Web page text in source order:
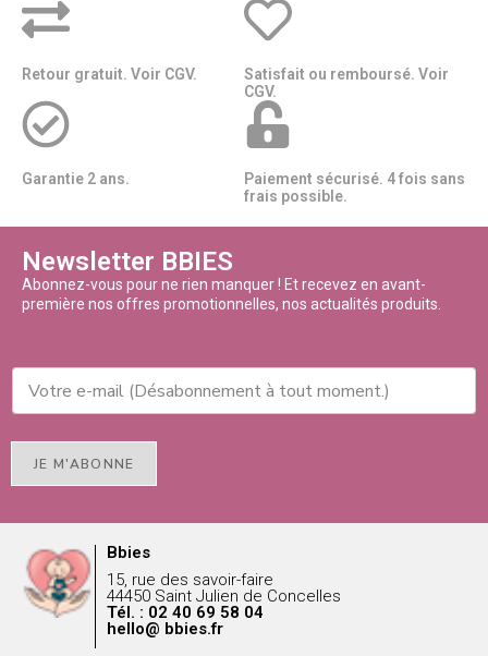
Retour gratuit. Voir CGV.
Satisfait ou remboursé. Voir
CGV.
Garantie 2 ans.
Paiement sécurisé. 4 fois sans
frais possible.
Newsletter BBIES
Abonnez-vous pour ne rien manquer ! Et recevez en avant-
première nos offres promotionnelles, nos actualités produits.
JE M'ABONNE
Bbies
15, rue des savoir-faire
44450 Saint Julien de Concelles
Tél. : 02 40 69 58 04
hello@ bbies.fr